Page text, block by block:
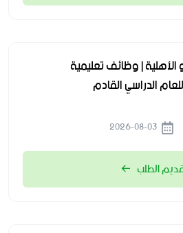
| وظائف تعليمية
الدراسي القادم
الطلب